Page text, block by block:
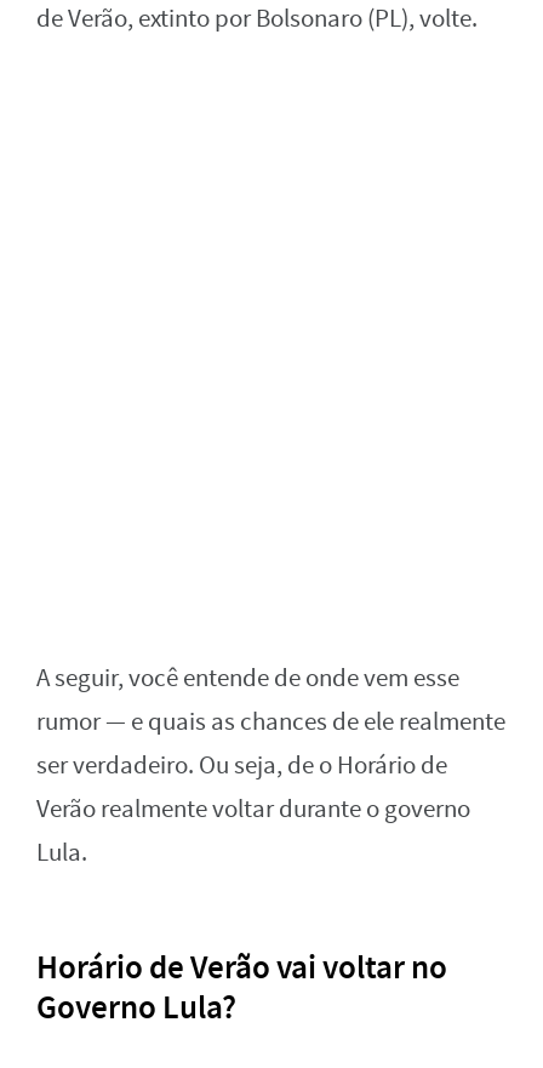
de Verão, extinto por Bolsonaro (PL), volte.
A seguir, você entende de onde vem esse
rumor — e quais as chances de ele realmente
ser verdadeiro. Ou seja, de o Horário de
Verão realmente voltar durante o governo
Lula.
Horário de Verão vai voltar no
Governo Lula?